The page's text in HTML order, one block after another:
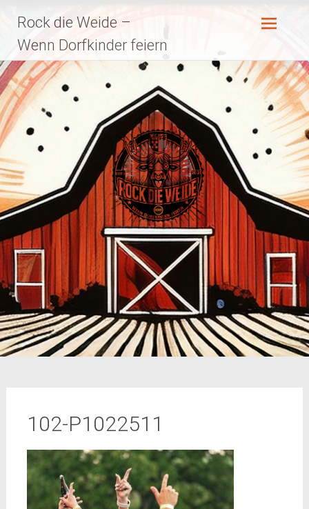
Inhalt
springen
Rock die Weide –
Wenn Dorfkinder feiern
102-P1022511